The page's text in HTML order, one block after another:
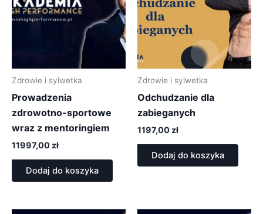
Zdrowie i sylwetka
Prowadzenia
zdrowotno-sportowe
wraz z mentoringiem
11997,00 zł
Dodaj do koszyka
Zdrowie i sylwetka
Odchudzanie dla
zabieganych
1197,00 zł
Dodaj do koszyka